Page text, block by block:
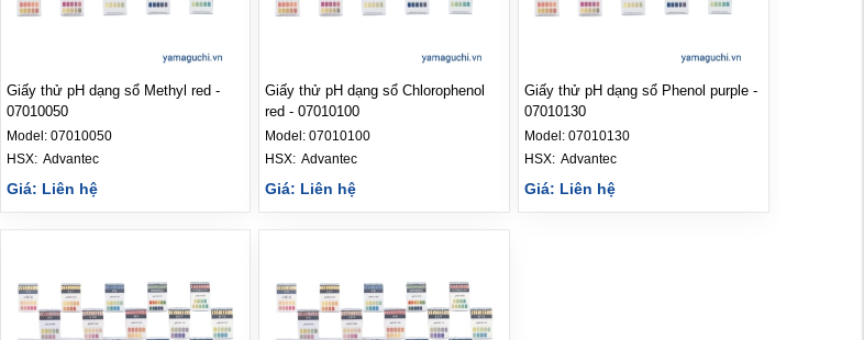
Giấy thử pH dạng sổ Methyl red -
07010050
Model: 07010050
HSX: Advantec
Giá: Liên hệ
Giấy thử pH dạng sổ Chlorophenol
red - 07010100
Model:07010100
Advantec
Giá: Liên hệ
Giấy thử pH dạng sổ Phenol purple -
07010130
Model:07010130
Advantec
Giá: Liên hệ